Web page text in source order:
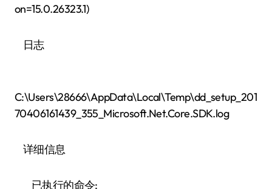
on=15.0.26323.1)
日志
C:\Users\28666\AppData\Local\Temp\dd_setup_201
70406161439_355_Microsoft.Net.Core.SDK.log
详细信息
已执行的命令: